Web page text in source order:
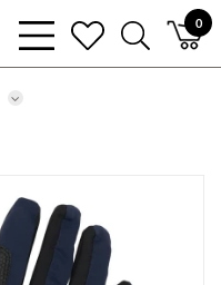
0
bars
light
heart
search
light